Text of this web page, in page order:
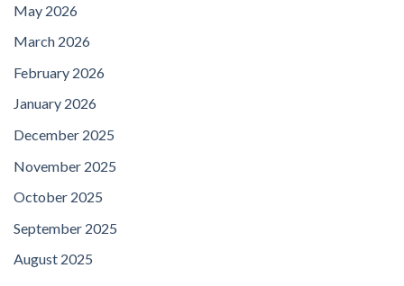
May 2026
March 2026
February 2026
January 2026
December 2025
November 2025
October 2025
September 2025
August 2025